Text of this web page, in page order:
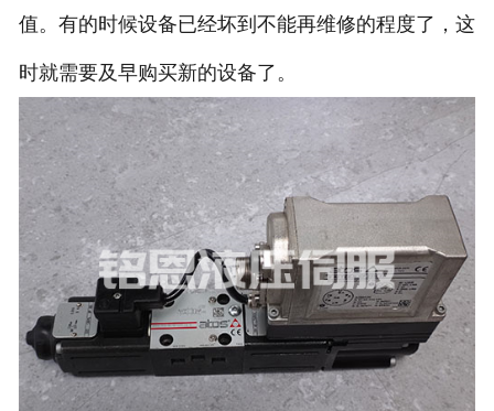
值。有的时候设备已经坏到不能再维修的程度了，这
时就需要及早购买新的设备了。